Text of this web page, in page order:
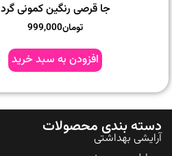
جا قرصی رنگین کمونی گرد
تومان999,000
افزودن به سبد خرید
دسته بندی محصولات
آرایشی بهداشتی